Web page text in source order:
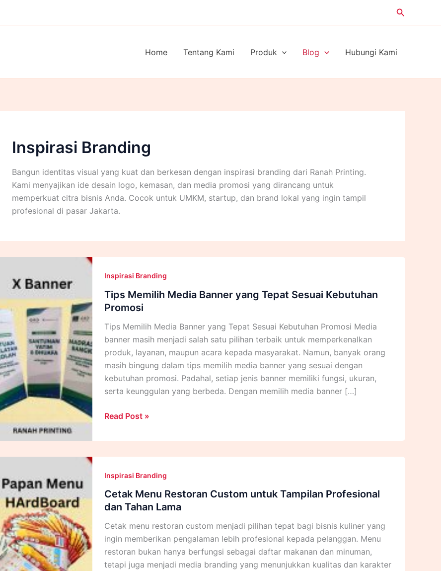
Search
Home Tentang Kami Produk Blog Hubungi Kami
Inspirasi Branding
Bangun identitas visual yang kuat dan berkesan dengan inspirasi branding dari Ranah Printing.
Kami menyajikan ide desain logo, kemasan, dan media promosi yang dirancang untuk
memperkuat citra bisnis Anda. Cocok untuk UMKM, startup, dan brand lokal yang ingin tampil
profesional di pasar Jakarta.
Inspirasi Branding
Tips Memilih Media Banner yang Tepat Sesuai Kebutuhan
Promosi
Tips Memilih Media Banner yang Tepat Sesuai Kebutuhan Promosi Media
banner masih menjadi salah satu pilihan terbaik untuk memperkenalkan
produk, layanan, maupun acara kepada masyarakat. Namun, banyak orang
masih bingung dalam tips memilih media banner yang sesuai dengan
kebutuhan promosi. Padahal, setiap jenis banner memiliki fungsi, ukuran,
serta keunggulan yang berbeda. Dengan memilih media banner […]
Tips
Media
Tepat
Sesuai
Kebutuhan
Read Post »
Inspirasi Branding
Cetak Menu Restoran Custom untuk Tampilan Profesional
dan Tahan Lama
Cetak menu restoran custom menjadi pilihan tepat bagi bisnis kuliner yang
ingin memberikan pengalaman lebih profesional kepada pelanggan. Menu
restoran bukan hanya berfungsi sebagai daftar makanan dan minuman,
tetapi juga menjadi media branding yang menunjukkan kualitas dan karakter